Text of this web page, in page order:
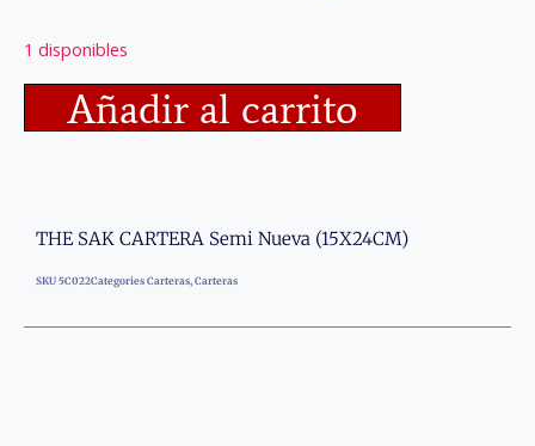
1 disponibles
Añadir al carrito
THE SAK CARTERA Semi Nueva (15X24CM)
SKU 5C022Categories Carteras, Carteras